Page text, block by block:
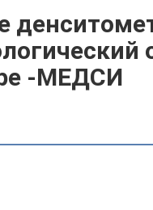
-МЕДСИ